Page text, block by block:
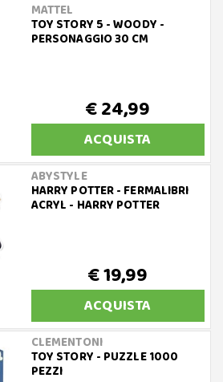
MATTEL
TOY STORY 5 - WOODY -
PERSONAGGIO 30 CM
€ 24,99
ACQUISTA
ABYSTYLE
HARRY POTTER - FERMALIBRI
ACRYL - HARRY POTTER
€ 19,99
ACQUISTA
CLEMENTONI
TOY STORY - PUZZLE 1000
PEZZI